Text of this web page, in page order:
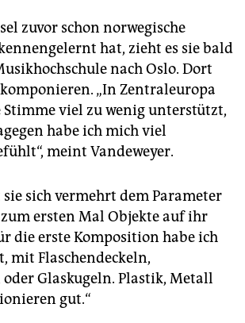
zuvor schon norwegische
hat, zieht es sie bald
nach Oslo. Dort
„In Zentraleuropa
viel zu wenig unterstützt,
habe ich mich viel
meint Vandeweyer.
sich vermehrt dem Parameter
ersten Mal Objekte auf ihr
die erste Komposition habe ich
mit Flaschendeckeln,
Glaskugeln. Plastik, Metall
gut.“